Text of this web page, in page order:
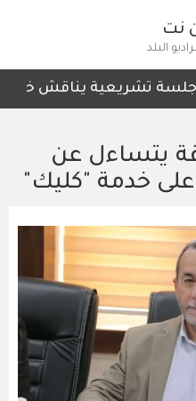
نت
البلد
يناقش خلالها
يتساءل عن
خدمة "كليك"